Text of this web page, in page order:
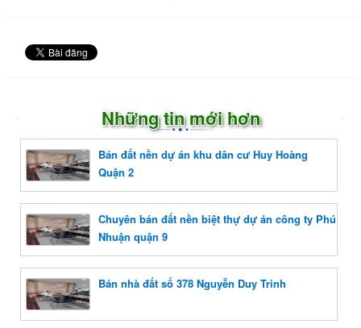
Những tin mới hơn
Bán đất nền dự án khu dân cư Huy Hoàng
Quận 2
Chuyên bán đất nền biệt thự dự án công ty Phú
Nhuận quận 9
Bán nhà đất số 378 Nguyễn Duy Trinh